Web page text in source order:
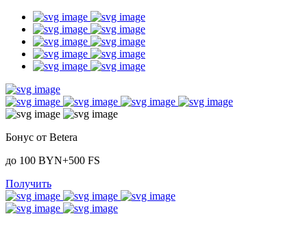
Бонус от Betera
до 100 BYN+500 FS
Получить